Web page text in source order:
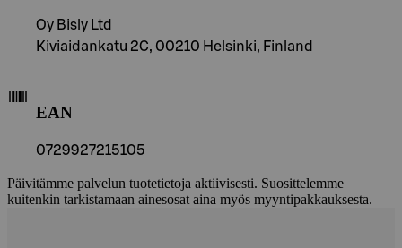
Oy Bisly Ltd
Kiviaidankatu 2C, 00210 Helsinki, Finland
EAN
0729927215105
Päivitämme palvelun tuotetietoja aktiivisesti. Suosittelemme
kuitenkin tarkistamaan ainesosat aina myös myyntipakkauksesta.